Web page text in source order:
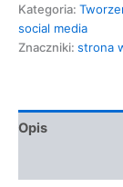
Kategoria:
social media
Znaczniki: strona
Opis